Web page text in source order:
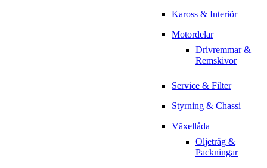
Kaross & Interiör
Motordelar
Drivremmar &
Remskivor
Service & Filter
Styrning & Chassi
Växellåda
Oljetråg &
Packningar